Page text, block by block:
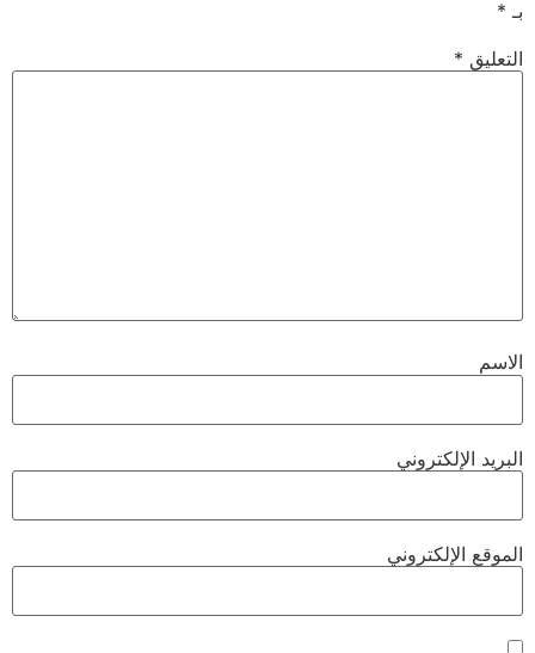
بـ *
التعليق *
الاسم
البريد الإلكتروني
الموقع الإلكتروني